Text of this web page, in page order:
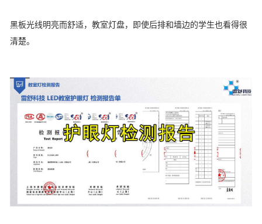
黑板光线明亮而舒适，教室灯盘，即使后排和墙边的学生也看得很
清楚。